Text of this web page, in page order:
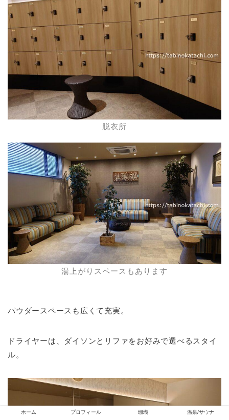
脱衣所
湯上がりスペースもあります
パウダースペースも広くて充実。
ドライヤーは、ダイソンとリファをお好みで選べるスタイ
ル。
ホーム プロフィール 珊瑚 温泉/サウナ